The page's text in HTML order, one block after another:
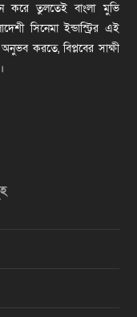
করে তুলতেই বাংলা মুভি
সিনেমা ইন্ডাস্ট্রির এই
অনুভব করতে, বিপ্লবের সাক্ষী